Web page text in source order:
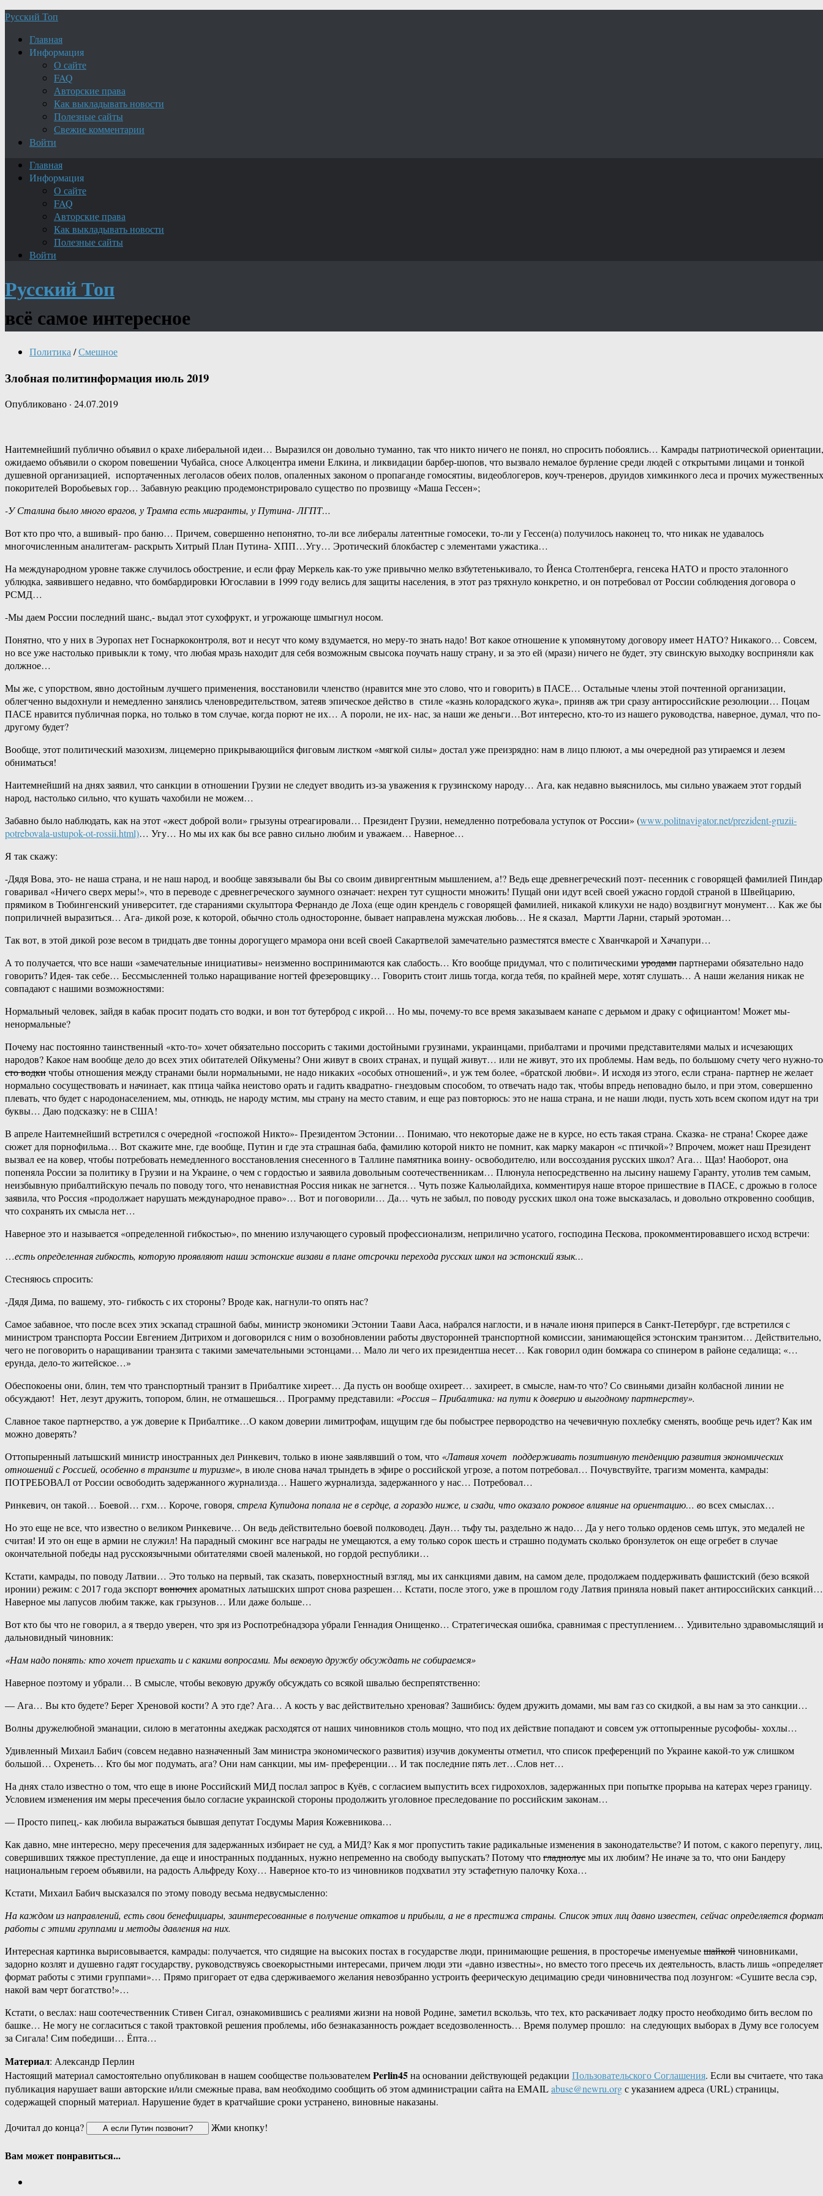
Русский Топ
Главная
Информация
О сайте
FAQ
Авторские права
Как выкладывать новости
Полезные сайты
Свежие комментарии
Войти
Главная
Информация
О сайте
FAQ
Авторские права
Как выкладывать новости
Полезные сайты
Войти
Русский Топ
всё самое интересное
Политика /Смешное
Злобная политинформация июль 2019
Опубликовано · 24.07.2019
Наитемнейший публично объявил о крахе либеральной идеи… Выразился он довольно туманно, так что никто ничего не понял, но спросить побоялись… Камрады патриотической ориентации,
ожидаемо объявили о скором повешении Чубайса, сносе Алкоцентра имени Елкина, и ликвидации барбер-шопов, что вызвало немалое бурление среди людей с открытыми лицами и тонкой
душевной организацией, испортаченных леголасов обеих полов, опаленных законом о пропаганде гомосятиы, видеоблогеров, коуч-тренеров, друидов химкинкого леса и прочих мужественных
покорителей Воробьевых гор… Забавную реакцию продемонстрировало существо по прозвищу «Маша Гессен»;
-У Сталина было много врагов, у Трампа есть мигранты, у Путина- ЛГПТ…
Вот кто про что, а вшивый- про баню… Причем, совершенно непонятно, то-ли все либералы латентные гомосеки, то-ли у Гессен(а) получилось наконец то, что никак не удавалось
многочисленным аналитегам- раскрыть Хитрый План Путина- ХПП…Угу… Эротический блокбастер с элементами ужастика…
На международном уровне также случилось обострение, и если фрау Меркель как-то уже привычно мелко взбутетенькивало, то Йенса Столтенберга, генсека НАТО и просто эталонного
ублюдка, заявившего недавно, что бомбардировки Югославии в 1999 году велись для защиты населения, в этот раз тряхнуло конкретно, и он потребовал от России соблюдения договора о
РСМД…
-Мы даем России последний шанс,- выдал этот сухофрукт, и угрожающе шмыгнул носом.
Понятно, что у них в Эуропах нет Госнаркоконтроля, вот и несут что кому вздумается, но меру-то знать надо! Вот какое отношение к упомянутому договору имеет НАТО? Никакого… Совсем,
но все уже настолько привыкли к тому, что любая мразь находит для себя возможным свысока поучать нашу страну, и за это ей (мрази) ничего не будет, эту свинскую выходку восприняли как
должное…
Мы же, с упорством, явно достойным лучшего применения, восстановили членство (нравится мне это слово, что и говорить) в ПАСЕ… Остальные члены этой почтенной организации,
облегченно выдохнули и немедленно занялись членовредительством, затеяв эпическое действо в стиле «казнь колорадского жука», приняв аж три сразу антироссийские резолюции… Поцам
ПАСЕ нравится публичная порка, но только в том случае, когда порют не их… А пороли, не их- нас, за наши же деньги…Вот интересно, кто-то из нашего руководства, наверное, думал, что по-
другому будет?
Вообще, этот политический мазохизм, лицемерно прикрывающийся фиговым листком «мягкой силы» достал уже преизрядно: нам в лицо плюют, а мы очередной раз утираемся и лезем
обниматься!
Наитемнейший на днях заявил, что санкции в отношении Грузии не следует вводить из-за уважения к грузинскому народу… Ага, как недавно выяснилось, мы сильно уважаем этот гордый
народ, настолько сильно, что кушать чахобили не можем…
Забавно было наблюдать, как на этот «жест доброй воли» грызуны отреагировали… Президент Грузии, немедленно потребовала уступок от России» (www.politnavigator.net/prezident-gruzii-
potrebovala-ustupok-ot-rossii.html)… Угу… Но мы их как бы все равно сильно любим и уважаем… Наверное…
Я так скажу:
-Дядя Вова, это- не наша страна, и не наш народ, и вообще завязывали бы Вы со своим дивиргентным мышлением, а!? Ведь еще древнегреческий поэт- песенник с говорящей фамилией Пиндар
говаривал «Ничего сверх меры!», что в переводе с древнегреческого заумного означает: нехрен тут сущности множить! Пущай они идут всей своей ужасно гордой страной в Швейцарию,
прямиком в Тюбингенский университет, где стараниями скульптора Фернандо де Лоха (еще один крендель с говорящей фамилией, никакой кликухи не надо) воздвигнут монумент… Как же бы
поприличней выразиться… Ага- дикой розе, к которой, обычно столь односторонне, бывает направлена мужская любовь… Не я сказал, Мартти Ларни, старый эротоман…
Так вот, в этой дикой розе весом в тридцать две тонны дорогущего мрамора они всей своей Сакартвелой замечательно разместятся вместе с Хванчкарой и Хачапури…
А то получается, что все наши «замечательные инициативы» неизменно воспринимаются как слабость… Кто вообще придумал, что с политическими уродамипартнерами обязательно надо
говорить? Идея- так себе… Бессмысленней только наращивание ногтей фрезеровщику… Говорить стоит лишь тогда, когда тебя, по крайней мере, хотят слушать… А наши желания никак не
совпадают с нашими возможностями:
Нормальный человек, зайдя в кабак просит подать сто водки, и вон тот бутерброд с икрой… Но мы, почему-то все время заказываем канапе с дерьмом и драку с официантом! Может мы-
ненормальные?
Почему нас постоянно таинственный «кто-то» хочет обязательно поссорить с такими достойными грузинами, украинцами, прибалтами и прочими представителями малых и исчезающих
народов? Какое нам вообще дело до всех этих обитателей Ойкумены? Они живут в своих странах, и пущай живут… или не живут, это их проблемы. Нам ведь, по большому счету чего нужно-
сто водкичтобы отношения между странами были нормальными, не надо никаких «особых отношений», и уж тем более, «братской любви». И исходя из этого, если страна- партнер не желает
нормально сосуществовать и начинает, как птица чайка неистово орать и гадить квадратно- гнездовым способом, то отвечать надо так, чтобы впредь неповадно было, и при этом, совершенно
плевать, что будет с народонаселением, мы, отнюдь, не народу мстим, мы страну на место ставим, и еще раз повторюсь: это не наша страна, и не наши люди, пусть хоть всем скопом идут на три
буквы… Даю подсказку: не в США!
В апреле Наитемнейший встретился с очередной «госпожой Никто»- Президентом Эстонии… Понимаю, что некоторые даже не в курсе, но есть такая страна. Сказка- не страна! Скорее даже
сюжет для порнофильма… Вот скажите мне, где вообще, Путин и где эта страшная баба, фамилию которой никто не помнит, как марку макарон «с птичкой»? Впрочем, может наш Президент
вызвал ее на ковер, чтобы потребовать немедленного восстановления снесенного в Таллине памятника воину- освободителю, или воссоздания русских школ? Ага… Щаз! Наоборот, она
попеняла России за политику в Грузии и на Украине, о чем с гордостью и заявила довольным соотечественникам… Плюнула непосредственно на лысину нашему Гаранту, утолив тем самым,
неизбывную прибалтийскую печаль по поводу того, что ненавистная Россия никак не загнется… Чуть позже Кальюлайдиха, комментируя наше второе пришествие в ПАСЕ, с дрожью в голосе
заявила, что Россия «продолжает нарушать международное право»… Вот и поговорили… Да… чуть не забыл, по поводу русских школ она тоже высказалась, и довольно откровенно сообщив,
что сохранять их смысла нет…
Наверное это и называется «определенной гибкостью», по мнению излучающего суровый профессионализм, неприлично усатого, господина Пескова, прокомментировавшего исход встречи:
…есть определенная гибкость, которую проявляют наши эстонские визави в плане отсрочки перехода русских школ на эстонский язык…
Стесняюсь спросить:
-Дядя Дима, по вашему, это- гибкость с их стороны? Вроде как, нагнули-то опять нас?
Самое забавное, что после всех этих эскапад страшной бабы, министр экономики Эстонии Таави Ааса, набрался наглости, и в начале июня приперся в Санкт-Петербург, где встретился с
министром транспорта России Евгением Дитрихом и договорился с ним о возобновлении работы двусторонней транспортной комиссии, занимающейся эстонским транзитом… Действительно,
чего не поговорить о наращивании транзита с такими замечательными эстонцами… Мало ли чего их президентша несет… Как говорил один бомжара со спинером в районе седалища; «…
ерунда, дело-то житейское…»
Обеспокоены они, блин, тем что транспортный транзит в Прибалтике хиреет… Да пусть он вообще охиреет… захиреет, в смысле, нам-то что? Со свиньями дизайн колбасной линии не
обсуждают! Нет, лезут дружить, топором, блин, не отмашешься… Программу представили: «Россия – Прибалтика: на пути к доверию и выгодному партнерству».
Славное такое партнерство, а уж доверие к Прибалтике…О каком доверии лимитрофам, ищущим где бы побыстрее первородство на чечевичную похлебку сменять, вообще речь идет? Как им
можно доверять?
Оттопыренный латышский министр иностранных дел Ринкевич, только в июне заявлявший о том, что «Латвия хочет поддерживать позитивную тенденцию развития экономических
отношений с Россией, особенно в транзите и туризме», в июле снова начал трындеть в эфире о российской угрозе, а потом потребовал… Почувствуйте, трагизм момента, камрады:
ПОТРЕБОВАЛ от России освободить задержанного журнализда… Нашего журнализда, задержанного у нас… Потребовал…
Ринкевич, он такой… Боевой… гхм… Короче, говоря, стрела Купидона попала не в сердце, а гораздо ниже, и сзади, что оказало роковое влияние на ориентацию… во всех смыслах…
Но это еще не все, что известно о великом Ринкевиче… Он ведь действительно боевой полководец. Даун… тьфу ты, раздельно ж надо… Да у него только орденов семь штук, это медалей не
считая! И это он еще в армии не служил! На парадный смокинг все награды не умещаются, а ему только сорок шесть и страшно подумать сколько бронзулеток он еще огребет в случае
окончательной победы над русскоязычными обитателями своей маленькой, но гордой республики…
Кстати, камрады, по поводу Латвии… Это только на первый, так сказать, поверхностный взгляд, мы их санкциями давим, на самом деле, продолжаем поддерживать фашистский (безо всякой
иронии) режим: с 2017 года экспортвонючихароматных латышских шпрот снова разрешен… Кстати, после этого, уже в прошлом году Латвия приняла новый пакет антироссийских санкций…
Наверное мы лапусов любим также, как грызунов… Или даже больше…
Вот кто бы что не говорил, а я твердо уверен, что зря из Роспотребнадзора убрали Геннадия Онищенко… Стратегическая ошибка, сравнимая с преступлением… Удивительно здравомыслящий и
дальновидный чиновник:
«Нам надо понять: кто хочет приехать и с какими вопросами. Мы вековую дружбу обсуждать не собираемся»
Наверное поэтому и убрали… В смысле, чтобы вековую дружбу обсуждать со всякой швалью беспрепятственно:
— Ага… Вы кто будете? Берег Хреновой кости? А это где? Ага… А кость у вас действительно хреновая? Зашибись: будем дружить домами, мы вам газ со скидкой, а вы нам за это санкции…
Волны дружелюбной эманации, силою в мегатонны ахеджак расходятся от наших чиновников столь мощно, что под их действие попадают и совсем уж оттопыренные русофобы- хохлы…
Удивленный Михаил Бабич (совсем недавно назначенный Зам министра экономического развития) изучив документы отметил, что список преференций по Украине какой-то уж слишком
большой… Охренеть… Кто бы мог подумать, ага? Они нам санкции, мы им- преференции… И так последние пять лет…Слов нет…
На днях стало известно о том, что еще в июне Российский МИД послал запрос в Куёв, с согласием выпустить всех гидрохохлов, задержанных при попытке прорыва на катерах через границу.
Условием изменения им меры пресечения было согласие украинской стороны продолжить уголовное преследование по российским законам…
— Просто пипец,- как любила выражаться бывшая депутат Госдумы Мария Кожевникова…
Как давно, мне интересно, меру пресечения для задержанных избирает не суд, а МИД? Как я мог пропустить такие радикальные изменения в законодательстве? И потом, с какого перепугу, лиц,
совершивших тяжкое преступление, да еще и иностранных подданных, нужно непременно на свободу выпускать? Потому чтогладиолусмы их любим? Не иначе за то, что они Бандеру
национальным героем объявили, на радость Альфреду Коху… Наверное кто-то из чиновников подхватил эту эстафетную палочку Коха…
Кстати, Михаил Бабич высказался по этому поводу весьма недвусмысленно:
На каждом из направлений, есть свои бенефициары, заинтересованные в получение откатов и прибыли, а не в престижа страны. Список этих лиц давно известен, сейчас определяется
работы с этими группами и методы давления на них.
Интересная картинка вырисовывается, камрады: получается, что сидящие на высоких постах в государстве люди, принимающие решения, в просторечье именуемыешайкойчиновниками,
задорно козлят и душевно гадят государству, руководствуясь своекорыстными интересами, причем люди эти «давно известны», но вместо того пресечь их деятельность, власть лишь «определяет
формат работы с этими группами»… Прямо пригорает от едва сдерживаемого желания невозбранно устроить феерическую децимацию среди чиновничества под лозунгом: «Сушите весла сэр,
накой вам черт богатство!»…
Кстати, о веслах: наш соотечественник Стивен Сигал, ознакомившись с реалиями жизни на новой Родине, заметил вскользь, что тех, кто раскачивает лодку просто необходимо бить веслом по
башке… Не могу не согласиться с такой трактовкой решения проблемы, ибо безнаказанность рождает вседозволенность… Время полумер прошло: на следующих выборах в Думу все голосуем
за Сигала! Сим победиши… Ёпта…
Материал: Александр Перлин
Настоящий материал самостоятельно опубликован в нашем сообществе пользователемPerlin45на основании действующей редакции Пользовательского Соглашения. Если вы считаете, что
публикация нарушает ваши авторские и/или смежные права, вам необходимо сообщить об этом администрации сайта на EMAILabuse@newru.orgс указанием адреса (URL) страницы,
содержащей спорный материал. Нарушение будет в кратчайшие сроки устранено, виновные наказаны.
Дочитал до конца?
Жми кнопку!
Вам может понравиться...